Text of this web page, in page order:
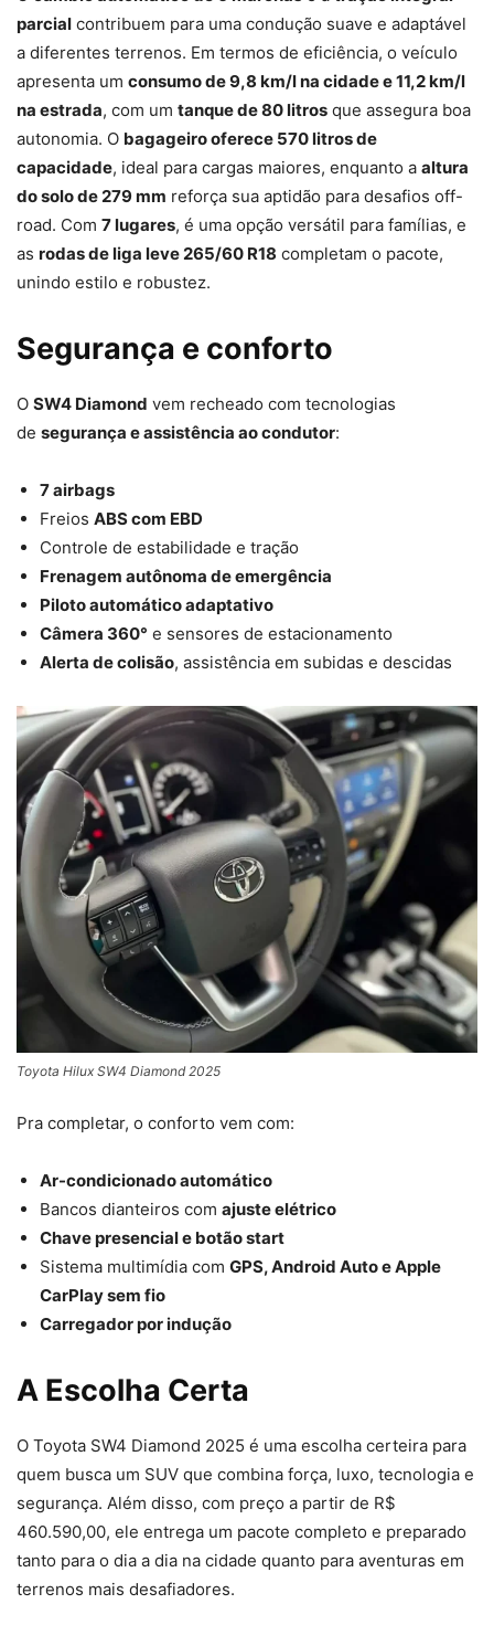
parcial contribuem para uma condução suave e adaptável
a diferentes terrenos. Em termos de eficiência, o veículo
apresenta um consumo de 9,8 km/l na cidade e 11,2 km/l
na estrada, com um tanque de 80 litros que assegura boa
autonomia. O bagageiro oferece 570 litros de
capacidade, ideal para cargas maiores, enquanto a altura
do solo de 279 mm reforça sua aptidão para desafios off-
road. Com 7 lugares, é uma opção versátil para famílias, e
as rodas de liga leve 265/60 R18 completam o pacote,
unindo estilo e robustez.
Segurança e conforto
O SW4 Diamond vem recheado com tecnologias
de segurança e assistência ao condutor:
7 airbags
Freios ABS com EBD
Controle de estabilidade e tração
Frenagem autônoma de emergência
Piloto automático adaptativo
Câmera 360° e sensores de estacionamento
Alerta de colisão, assistência em subidas e descidas
Toyota Hilux SW4 Diamond 2025
Pra completar, o conforto vem com:
Ar-condicionado automático
Bancos dianteiros com ajuste elétrico
Chave presencial e botão start
Sistema multimídia com GPS, Android Auto e Apple
CarPlay sem fio
Carregador por indução
A Escolha Certa
O Toyota SW4 Diamond 2025 é uma escolha certeira para
quem busca um SUV que combina força, luxo, tecnologia e
segurança. Além disso, com preço a partir de R$
460.590,00, ele entrega um pacote completo e preparado
tanto para o dia a dia na cidade quanto para aventuras em
terrenos mais desafiadores.